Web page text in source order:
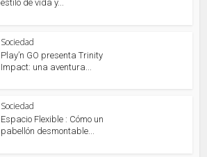
estilo de vida y...
Sociedad
Play’n GO presenta Trinity
Impact: una aventura...
Sociedad
Espacio Flexible : Cómo un
pabellón desmontable...